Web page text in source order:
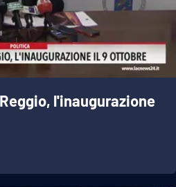
l'inaugurazione